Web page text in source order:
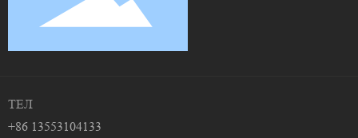
ТЕЛ
+86 13553104133